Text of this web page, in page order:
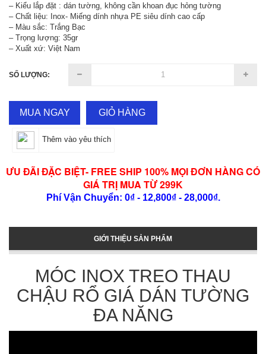
– Kiểu lắp đặt : dán tường, không cần khoan đục hỏng tường
– Chất liệu: Inox- Miếng dính nhựa PE siêu dính cao cấp
– Màu sắc: Trắng Bạc
– Trọng lượng: 35gr
– Xuất xứ: Việt Nam
SỐ LƯỢNG:
MUA NGAY GIỎ HÀNG
Thêm vào yêu thích
ƯU ĐÃI ĐẶC BIỆT- FREE SHIP 100% MỌI ĐƠN HÀNG CÓ
GIÁ TRỊ MUA TỪ 299K
Phí Vận Chuyển: 0₫ - 12,800₫ - 28,000₫.
GIỚI THIỆU SẢN PHẨM
MÓC INOX TREO THAU
CHẬU RỔ GIÁ DÁN TƯỜNG
ĐA NĂNG